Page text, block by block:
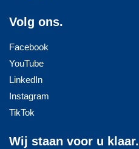
Volg ons.
Facebook
YouTube
LinkedIn
Instagram
TikTok
Wij staan voor u klaar.